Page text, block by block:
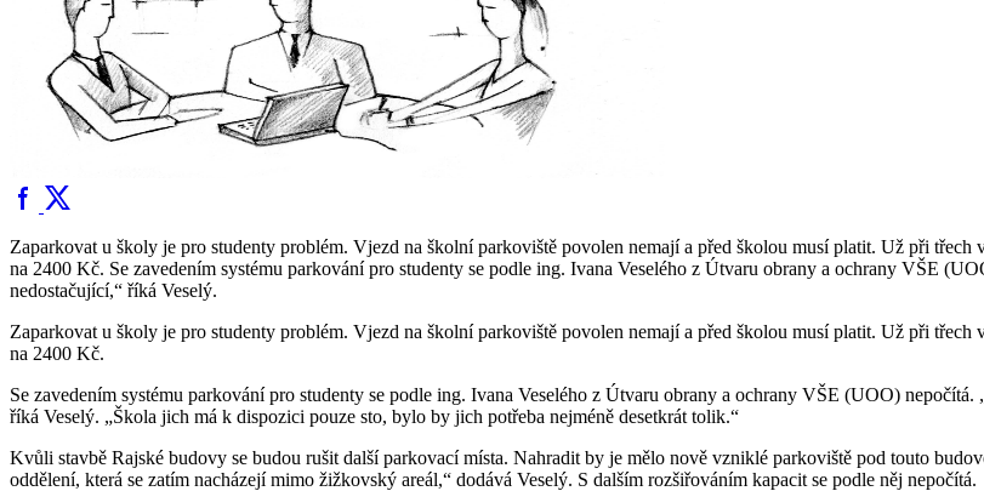
Zaparkovat u školy je pro studenty problém. Vjezd na školní parkoviště povolen nemají a před školou musí platit. Už při
na 2400 Kč. Se zavedením systému parkování pro studenty se podle ing. Ivana Veselého z Útvaru obrany a ochrany VŠE
nedostačující,“ říká Veselý.
Zaparkovat u školy je pro studenty problém. Vjezd na školní parkoviště povolen nemají a před školou musí platit. Už při
na 2400 Kč.
Se zavedením systému parkování pro studenty se podle ing. Ivana Veselého z Útvaru obrany a ochrany VŠE (UOO)
říká Veselý. „Škola jich má k dispozici pouze sto, bylo by jich potřeba nejméně desetkrát tolik.“
Kvůli stavbě Rajské budovy se budou rušit další parkovací místa. Nahradit by je mělo nově vzniklé parkoviště pod touto
oddělení, která se zatím nacházejí mimo žižkovský areál,“ dodává Veselý. S dalším rozšiřováním kapacit se podle něj nepočítá.